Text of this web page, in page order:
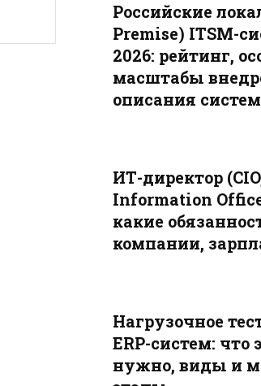
Российские
Premise) ITSM-
2026: рейтинг,
масштабы
описания систем
ИТ-директор
Information
какие
компании,
Нагрузочное
ERP-систем: что
нужно, виды и